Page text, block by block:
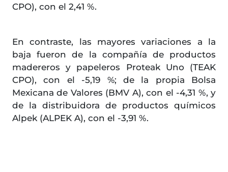
CPO), con el 2,41 %.
En contraste, las mayores variaciones a la
baja fueron de la compañía de productos
madereros y papeleros Proteak Uno (TEAK
CPO), con el -5,19 %; de la propia Bolsa
Mexicana de Valores (BMV A), con el -4,31 %, y
de la distribuidora de productos químicos
Alpek (ALPEK A), con el -3,91 %.